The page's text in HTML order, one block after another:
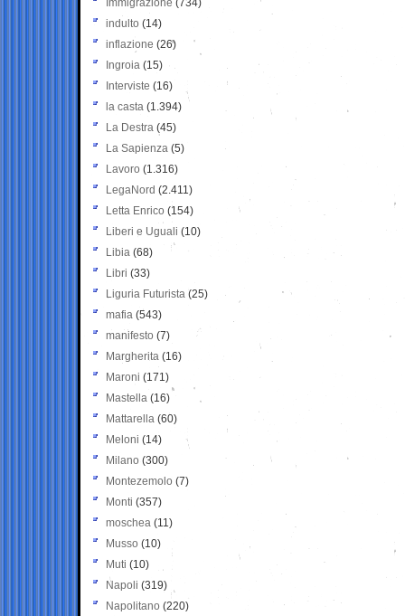
Immigrazione (734)
indulto (14)
inflazione (26)
Ingroia (15)
Interviste (16)
la casta (1.394)
La Destra (45)
La Sapienza (5)
Lavoro (1.316)
LegaNord (2.411)
Letta Enrico (154)
Liberi e Uguali (10)
Libia (68)
Libri (33)
Liguria Futurista (25)
mafia (543)
manifesto (7)
Margherita (16)
Maroni (171)
Mastella (16)
Mattarella (60)
Meloni (14)
Milano (300)
Montezemolo (7)
Monti (357)
moschea (11)
Musso (10)
Muti (10)
Napoli (319)
Napolitano (220)